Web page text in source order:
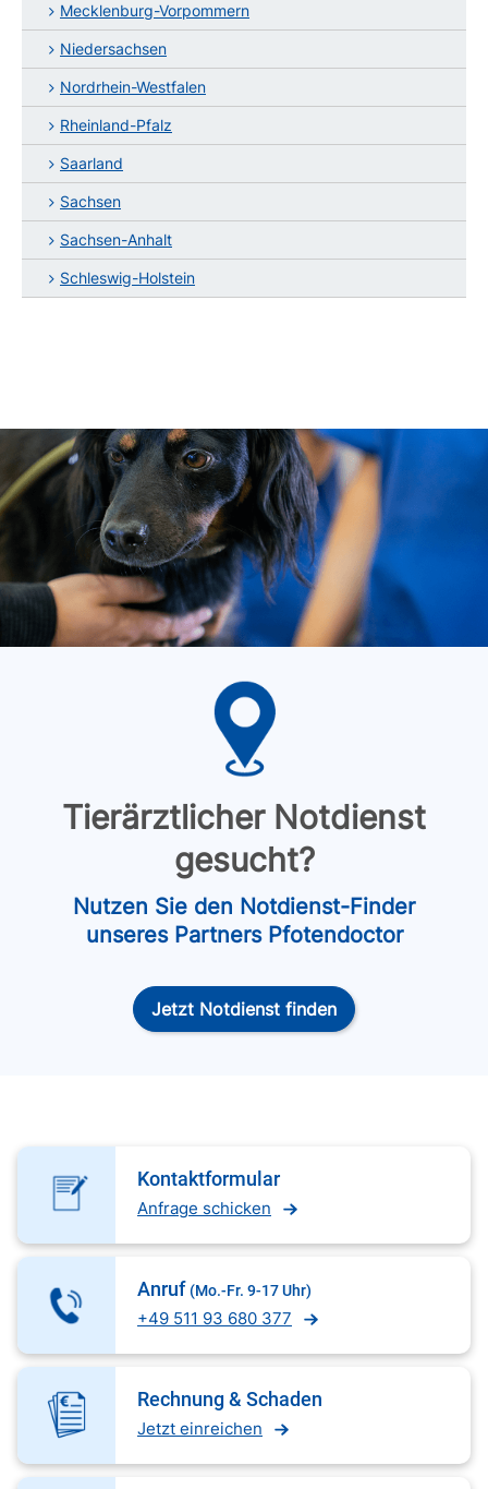
Mecklenburg-Vorpommern
Niedersachsen
Nordrhein-Westfalen
Rheinland-Pfalz
Saarland
Sachsen
Sachsen-Anhalt
Schleswig-Holstein
Tierärztlicher Notdienst
gesucht?
Nutzen Sie den Notdienst-Finder
unseres Partners Pfotendoctor
Jetzt Notdienst finden
Kontaktformular
Anfrage schicken
Anruf (Mo.-Fr. 9-17 Uhr)
+49 511 93 680 377
Rechnung & Schaden
Jetzt einreichen